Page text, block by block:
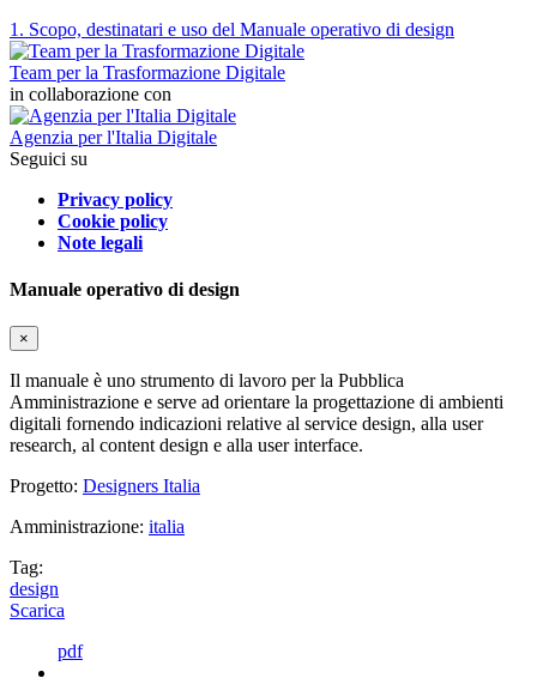
1. Scopo, destinatari e uso del Manuale operativo di design
Team per la Trasformazione Digitale
in collaborazione con
Agenzia per l'Italia Digitale
Seguici su
Privacy policy
Cookie policy
Note legali
Manuale operativo di design
×
Il manuale è uno strumento di lavoro per la Pubblica
Amministrazione e serve ad orientare la progettazione di ambienti
digitali fornendo indicazioni relative al service design, alla user
research, al content design e alla user interface.
Progetto: Designers Italia
Amministrazione: italia
Tag:
design
Scarica
pdf